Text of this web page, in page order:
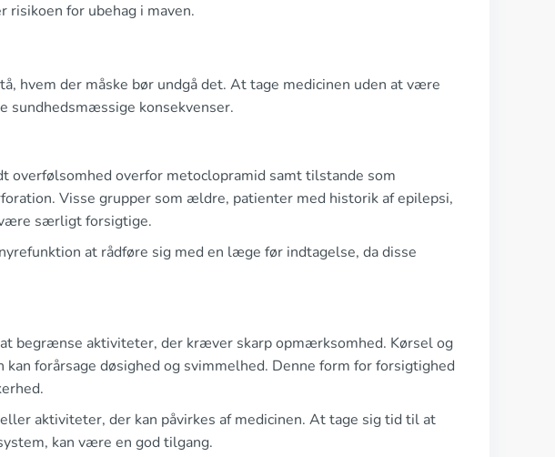
risikoen for ubehag i maven.
hvem der måske bør undgå det. At tage medicinen uden at være
sundhedsmæssige konsekvenser.
overfor metoclopramid samt tilstande som
Visse grupper som ældre, patienter med historik af epilepsi,
være særligt forsigtige.
at rådføre sig med en læge før indtagelse, da disse
begrænse aktiviteter, der kræver skarp opmærksomhed. Kørsel og
kan forårsage døsighed og svimmelhed. Denne form for forsigtighed
aktiviteter, der kan påvirkes af medicinen. At tage sig tid til at
kan være en god tilgang.